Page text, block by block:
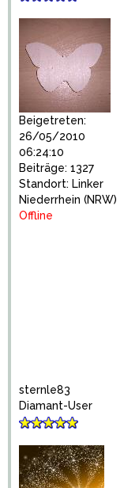
Beigetreten:
26/05/2010
06:24:10
Beiträge: 1327
Standort: Linker
Niederrhein (NRW)
Offline
sternle83
Diamant-User